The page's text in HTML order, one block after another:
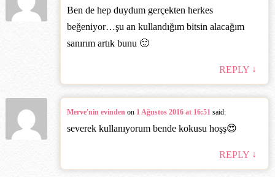
Ben de hep duydum gerçekten herkes
beğeniyor…şu an kullandığım bitsin alacağım
sanırım artık bunu 🙂
REPLY ↓
Merve'nin evinden on 1 Ağustos 2016 at 16:51 said:
severek kullanıyorum bende kokusu hoşş😍
REPLY ↓